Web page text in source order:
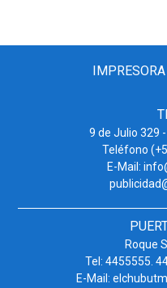
9 de Julio 329
Teléfono
E-Mail:
Roque
Tel: 4455555.
E-Mail: